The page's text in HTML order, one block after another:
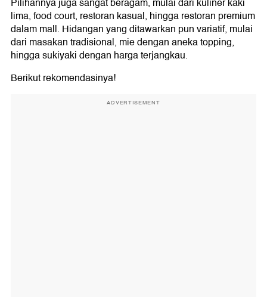
Pilihannya juga sangat beragam, mulai dari kuliner kaki
lima, food court, restoran kasual, hingga restoran premium
dalam mall. Hidangan yang ditawarkan pun variatif, mulai
dari masakan tradisional, mie dengan aneka topping,
hingga sukiyaki dengan harga terjangkau.
Berikut rekomendasinya!
ADVERTISEMENT